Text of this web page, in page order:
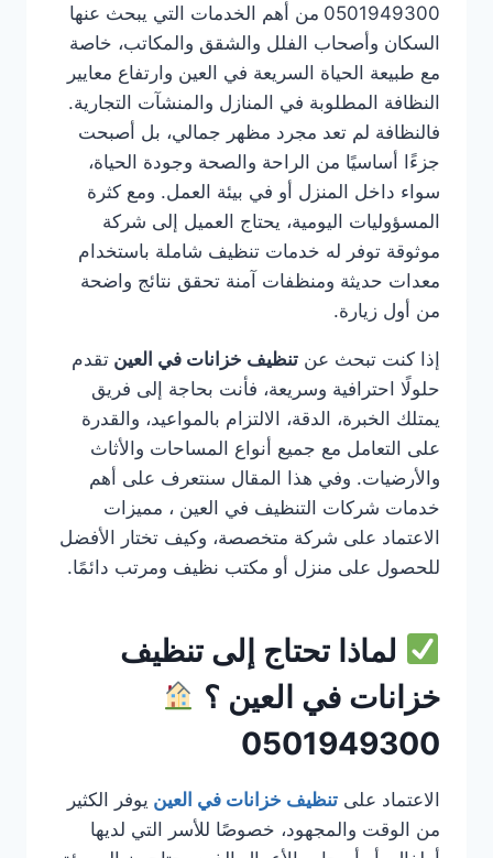
0501949300 من أهم الخدمات التي يبحث عنها
السكان وأصحاب الفلل والشقق والمكاتب، خاصة
مع طبيعة الحياة السريعة في العين وارتفاع معايير
النظافة المطلوبة في المنازل والمنشآت التجارية.
فالنظافة لم تعد مجرد مظهر جمالي، بل أصبحت
جزءًا أساسيًا من الراحة والصحة وجودة الحياة،
سواء داخل المنزل أو في بيئة العمل. ومع كثرة
المسؤوليات اليومية، يحتاج العميل إلى شركة
موثوقة توفر له خدمات تنظيف شاملة باستخدام
معدات حديثة ومنظفات آمنة تحقق نتائج واضحة
من أول زيارة.
إذا كنت تبحث عن تنظيف خزانات في العين تقدم
حلولًا احترافية وسريعة، فأنت بحاجة إلى فريق
يمتلك الخبرة، الدقة، الالتزام بالمواعيد، والقدرة
على التعامل مع جميع أنواع المساحات والأثاث
والأرضيات. وفي هذا المقال سنتعرف على أهم
خدمات شركات التنظيف في العين ، مميزات
الاعتماد على شركة متخصصة، وكيف تختار الأفضل
للحصول على منزل أو مكتب نظيف ومرتب دائمًا.
لماذا تحتاج إلى تنظيف
خزانات في العين ؟
0501949300
الاعتماد على تنظيف خزانات في العين يوفر الكثير
من الوقت والمجهود، خصوصًا للأسر التي لديها